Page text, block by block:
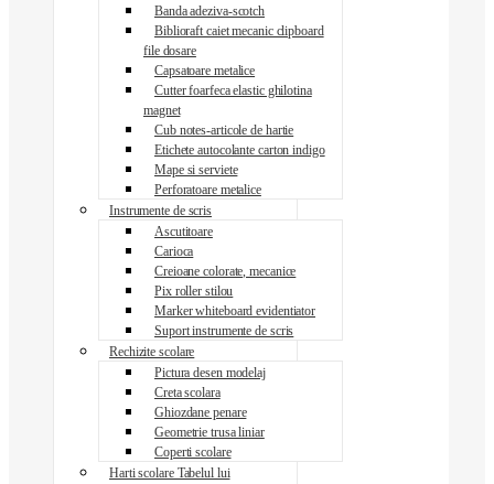
Banda adeziva-scotch
Biblioraft caiet mecanic clipboard
file dosare
Capsatoare metalice
Cutter foarfeca elastic ghilotina
magnet
Cub notes-articole de hartie
Etichete autocolante carton indigo
Mape si serviete
Perforatoare metalice
Instrumente de scris
Ascutitoare
Carioca
Creioane colorate, mecanice
Pix roller stilou
Marker whiteboard evidentiator
Suport instrumente de scris
Rechizite scolare
Pictura desen modelaj
Creta scolara
Ghiozdane penare
Geometrie trusa liniar
Coperti scolare
Harti scolare Tabelul lui